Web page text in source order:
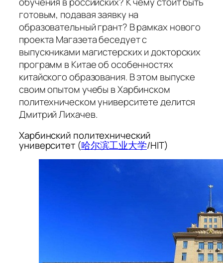
готовым, подавая заявку на
образовательный грант? В рамках нового
проекта Магазета беседует с
выпускниками магистерских и докторских
программ в Китае об особенностях
китайского образования. В этом выпуске
своим опытом учебы в Харбинском
политехническом университете делится
Дмитрий Лихачев.
Харбинский политехнический
университет (哈尔滨工业大学/HIT)